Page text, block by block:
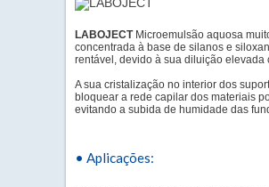
LABOJECTMicroemulsão aquosa
concentrada à base de silanos e
rentável, devido à sua diluição elevada
A sua cristalização no interior dos
bloquear a rede capilar dos materiais
evitando a subida de humidade das
• Aplicações: